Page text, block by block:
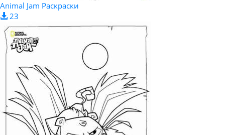
Animal Jam Раскраски
23